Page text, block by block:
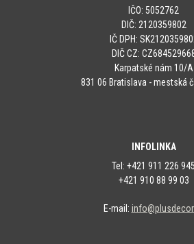
IČO: 5052762
DIČ: 2120359802
IČ DPH:
DIČ CZ:
Karpatské nám 10/A
831 06 Bratislava - mestská
INFOLINKA
Tel: +421 911 226 945
+421 910 88 99 03
E-mail: